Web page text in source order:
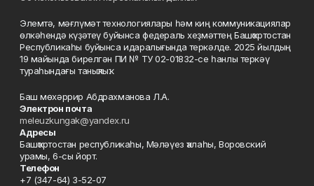
Элемтә, мәғлүмәт технологиялары һәм киң коммуникациялар
өлкәһендә күҙәтеү буйынса федераль хеҙмәттең Башҡортостан
Республикаһы буйынса идаралығында теркәлде. 2025 йылдың
19 майында бирелгән ПИ № ТУ 02-01832-се һанлы теркәү
тураһындағы таныҡлыҡ.
Баш мөхәррир Абдрахманова Л.А.
Электрон почта
meleuzkungak@yandex.ru
Адресы
Башҡортостан республикаһы, Мәләүез ҡалаһы, Воровский
урамы, 6-сы йорт.
Телефон
+7 (347-64) 3-52-07